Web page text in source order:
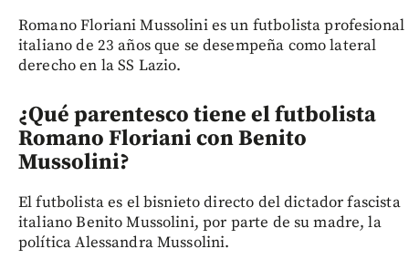
Romano Floriani Mussolini es un futbolista profesional
italiano de 23 años que se desempeña como lateral
derecho en la SS Lazio.
¿Qué parentesco tiene el futbolista
Romano Floriani con Benito
Mussolini?
El futbolista es el bisnieto directo del dictador fascista
italiano Benito Mussolini, por parte de su madre, la
política Alessandra Mussolini.